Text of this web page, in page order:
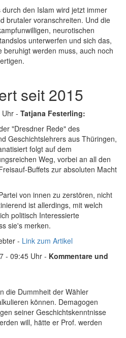
den Islam wird jetzt immer
brutaler voranschreiten. Und die
neurotischen
unterwerfen und sich das,
beruhigt werden muss, auch noch
seit 2015
- Tatjana Festerling:
"Dresdner Rede" des
Geschichtslehrers aus Thüringen,
folgt auf dem
Weg, vorbei an all den
Buffets zur absoluten Macht
von innen zu zerstören, nicht
ist allerdings, mit welch
politisch Interessierte
sie's merken.
- Link zum Artikel
- 09:45 Uhr - Kommentare und
die Dummheit der Wähler
können. Demagogen
seiner Geschichtskenntnisse
will, hätte er Prof. werden